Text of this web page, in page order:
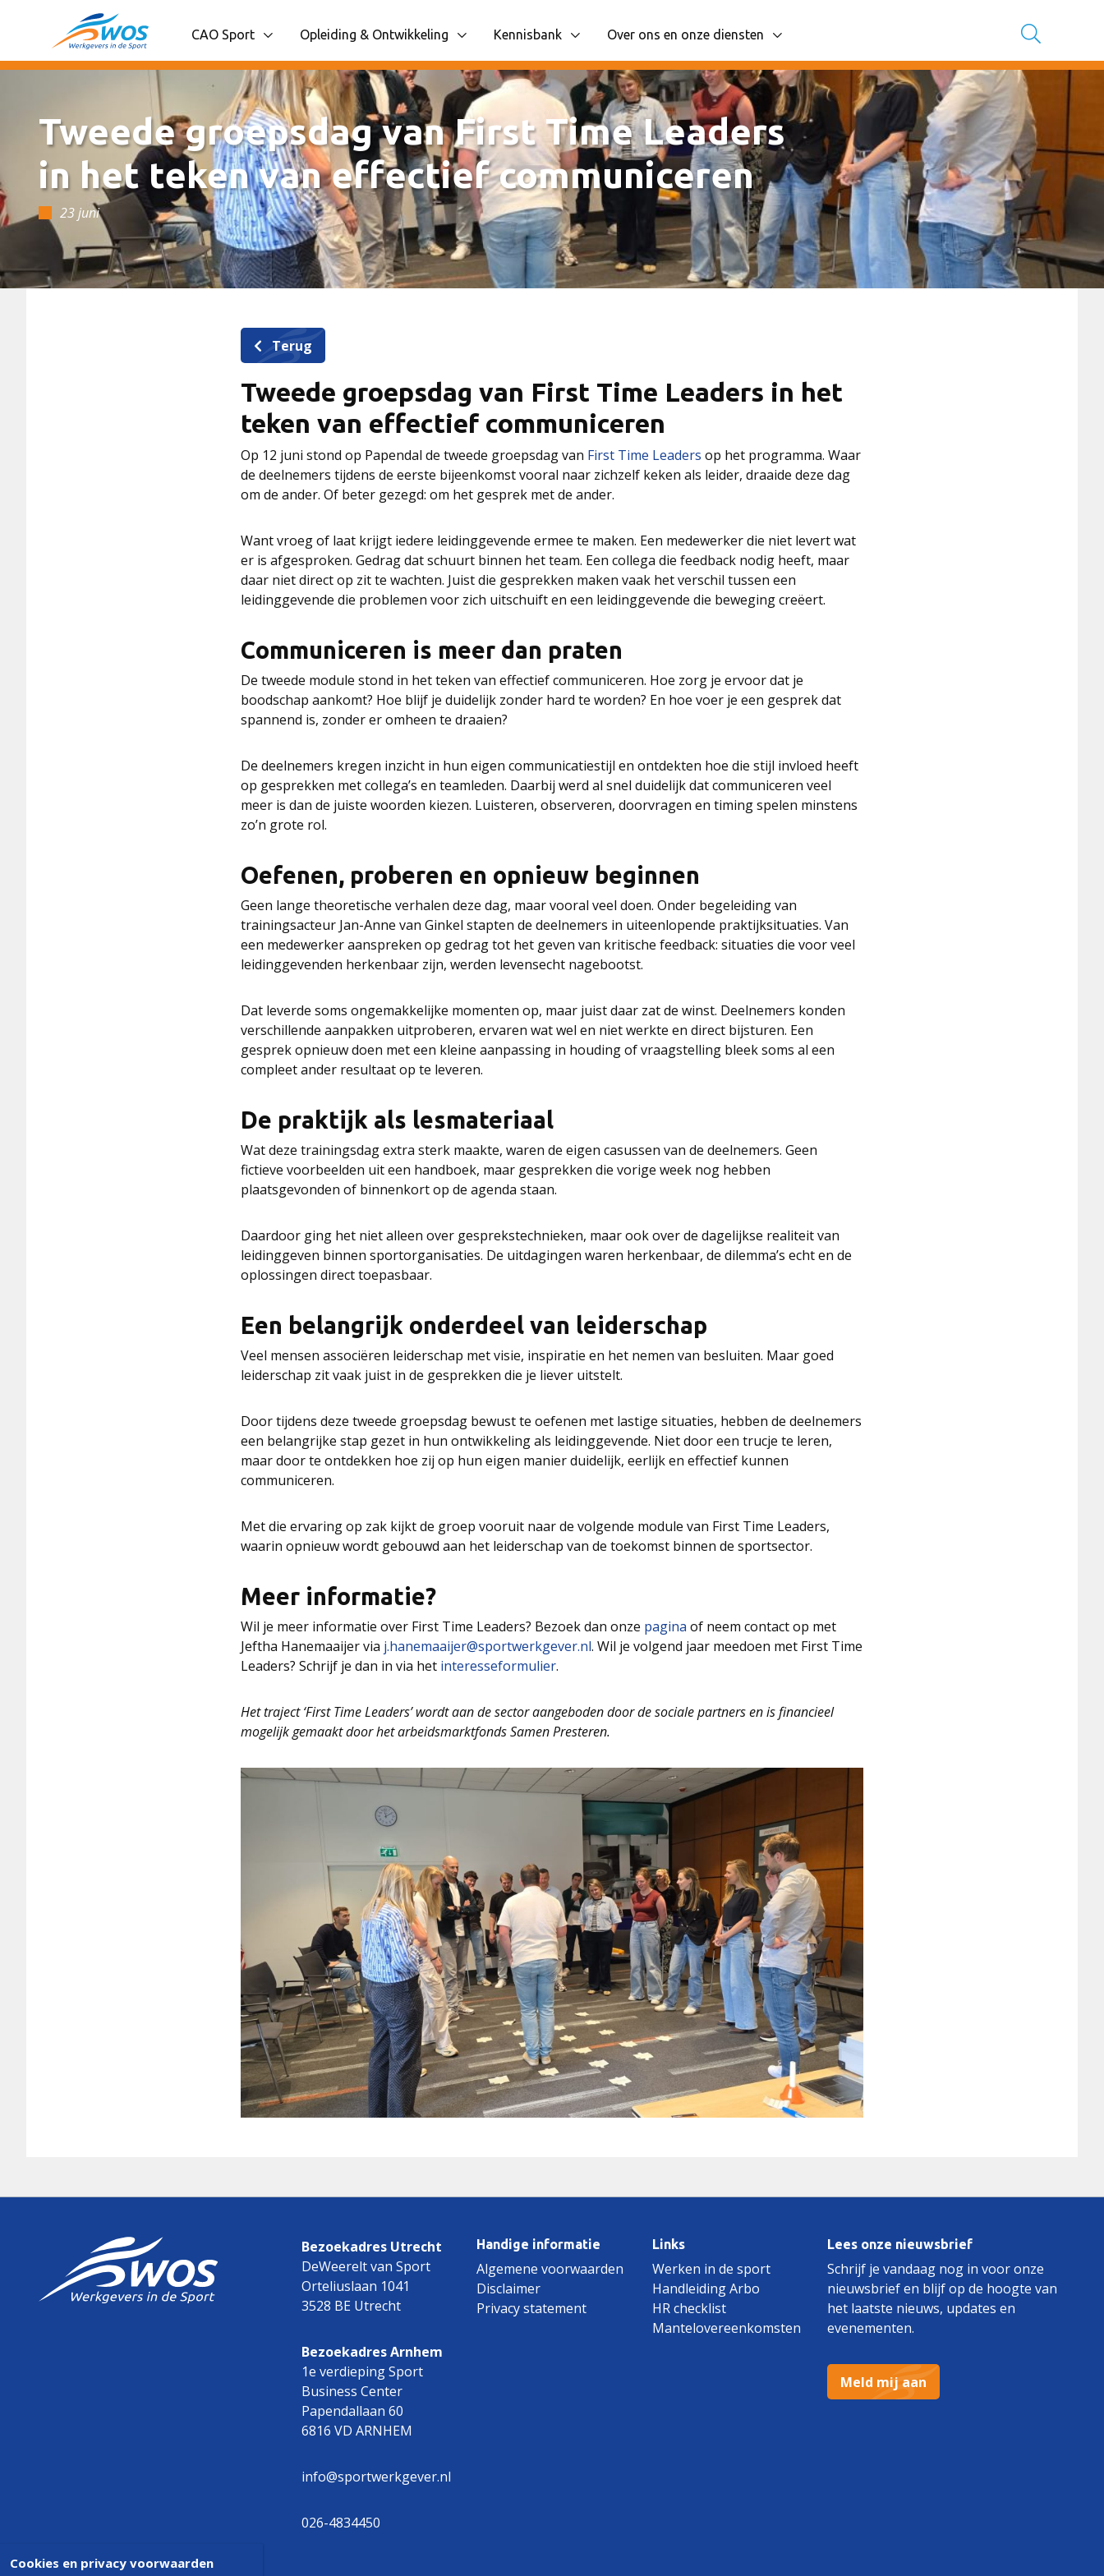
Spring naar content
CAO Sport
Toon onderliggende navigatie items
Opleiding & Ontwikkeling
Toon onderliggende navigatie items
Kennisbank
Toon onderliggende navigatie items
Over ons en onze diensten
Toon onderliggende navigatie items
Tweede groepsdag van First Time Leaders
in het teken van effectief communiceren
23 juni
Terug
Tweede groepsdag van First Time Leaders in het
teken van effectief communiceren
Op 12 juni stond op Papendal de tweede groepsdag van First Time Leaders op het programma. Waar
de deelnemers tijdens de eerste bijeenkomst vooral naar zichzelf keken als leider, draaide deze dag
om de ander. Of beter gezegd: om het gesprek met de ander.
Want vroeg of laat krijgt iedere leidinggevende ermee te maken. Een medewerker die niet levert wat
er is afgesproken. Gedrag dat schuurt binnen het team. Een collega die feedback nodig heeft, maar
daar niet direct op zit te wachten. Juist die gesprekken maken vaak het verschil tussen een
leidinggevende die problemen voor zich uitschuift en een leidinggevende die beweging creëert.
Communiceren is meer dan praten
De tweede module stond in het teken van effectief communiceren. Hoe zorg je ervoor dat je
boodschap aankomt? Hoe blijf je duidelijk zonder hard te worden? En hoe voer je een gesprek dat
spannend is, zonder er omheen te draaien?
De deelnemers kregen inzicht in hun eigen communicatiestijl en ontdekten hoe die stijl invloed heeft
op gesprekken met collega’s en teamleden. Daarbij werd al snel duidelijk dat communiceren veel
meer is dan de juiste woorden kiezen. Luisteren, observeren, doorvragen en timing spelen minstens
zo’n grote rol.
Oefenen, proberen en opnieuw beginnen
Geen lange theoretische verhalen deze dag, maar vooral veel doen. Onder begeleiding van
trainingsacteur Jan-Anne van Ginkel stapten de deelnemers in uiteenlopende praktijksituaties. Van
een medewerker aanspreken op gedrag tot het geven van kritische feedback: situaties die voor veel
leidinggevenden herkenbaar zijn, werden levensecht nagebootst.
Dat leverde soms ongemakkelijke momenten op, maar juist daar zat de winst. Deelnemers konden
verschillende aanpakken uitproberen, ervaren wat wel en niet werkte en direct bijsturen. Een
gesprek opnieuw doen met een kleine aanpassing in houding of vraagstelling bleek soms al een
compleet ander resultaat op te leveren.
De praktijk als lesmateriaal
Wat deze trainingsdag extra sterk maakte, waren de eigen casussen van de deelnemers. Geen
fictieve voorbeelden uit een handboek, maar gesprekken die vorige week nog hebben
plaatsgevonden of binnenkort op de agenda staan.
Daardoor ging het niet alleen over gesprekstechnieken, maar ook over de dagelijkse realiteit van
leidinggeven binnen sportorganisaties. De uitdagingen waren herkenbaar, de dilemma’s echt en de
oplossingen direct toepasbaar.
Een belangrijk onderdeel van leiderschap
Veel mensen associëren leiderschap met visie, inspiratie en het nemen van besluiten. Maar goed
leiderschap zit vaak juist in de gesprekken die je liever uitstelt.
Door tijdens deze tweede groepsdag bewust te oefenen met lastige situaties, hebben de deelnemers
een belangrijke stap gezet in hun ontwikkeling als leidinggevende. Niet door een trucje te leren,
maar door te ontdekken hoe zij op hun eigen manier duidelijk, eerlijk en effectief kunnen
communiceren.
Met die ervaring op zak kijkt de groep vooruit naar de volgende module van First Time Leaders,
waarin opnieuw wordt gebouwd aan het leiderschap van de toekomst binnen de sportsector.
Meer informatie?
Wil je meer informatie over First Time Leaders? Bezoek dan onze pagina of neem contact op met
Jeftha Hanemaaijer via j.hanemaaijer@sportwerkgever.nl. Wil je volgend jaar meedoen met First Time
Leaders? Schrijf je dan in via het interesseformulier.
Het traject ‘First Time Leaders’ wordt aan de sector aangeboden door de sociale partners en is financieel
mogelijk gemaakt door het arbeidsmarktfonds Samen Presteren.
Bezoekadres Utrecht
DeWeerelt van Sport
Orteliuslaan 1041
3528 BE Utrecht
Bezoekadres Arnhem
1e verdieping Sport
Business Center
Papendallaan 60
6816 VD ARNHEM
info@sportwerkgever.nl
026-4834450
Handige informatie
Algemene voorwaarden
Disclaimer
Privacy statement
Links
Werken in de sport
Handleiding Arbo
HR checklist
Mantelovereenkomsten
Lees onze nieuwsbrief
Schrijf je vandaag nog in voor onze
nieuwsbrief en blijf op de hoogte van
het laatste nieuws, updates en
evenementen.
Meld mij aan
Cookies en privacy voorwaarden